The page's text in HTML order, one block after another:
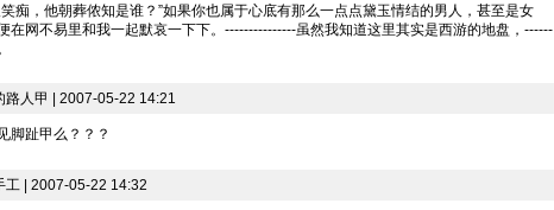
痴，他朝葬侬知是谁？”如果你也属于心底有那么一点点黛玉情结的男人，甚至是女
在网不易里和我一起默哀一下下。---------------虽然我知道这里其实是西游的地盘，------
路人甲 | 2007-05-22 14:21
脚趾甲么？？？
工 | 2007-05-22 14:32